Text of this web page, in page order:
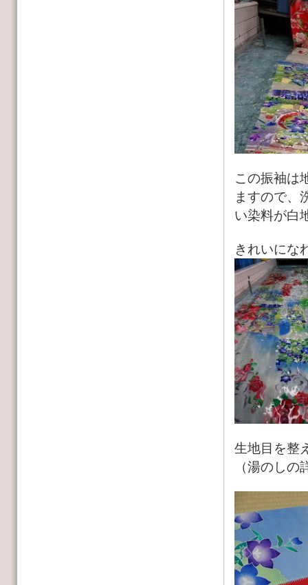
この振袖は
ますので、
い染料が白
きれいにな
生地目を整
（湯のし